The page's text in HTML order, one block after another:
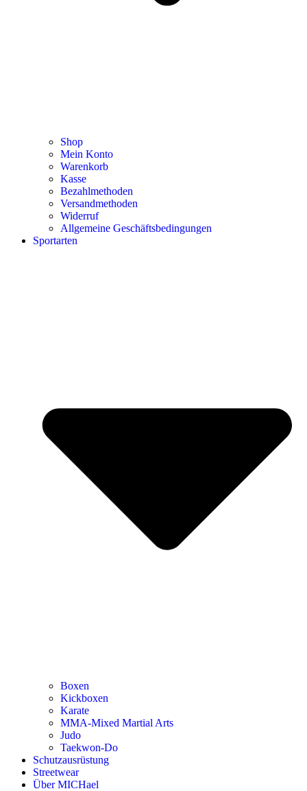
Shop
Mein Konto
Warenkorb
Kasse
Bezahlmethoden
Versandmethoden
Widerruf
Allgemeine Geschäftsbedingungen
Sportarten
Boxen
Kickboxen
Karate
MMA-Mixed Martial Arts
Judo
Taekwon-Do
Schutzausrüstung
Streetwear
Über MICHael